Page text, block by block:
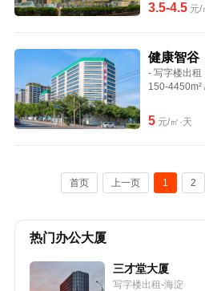
3.5-4.5元/
健康智谷
- 写字楼出租
150-4450m²
5元/㎡·天
首页 上一页 1 2
热门办公大厦
三才堂大厦
写字楼出租-海淀